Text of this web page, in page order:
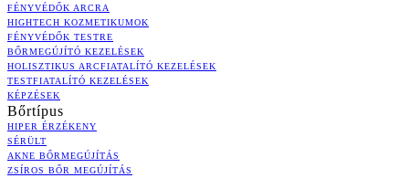
FÉNYVÉDŐK ARCRA
HIGHTECH KOZMETIKUMOK
FÉNYVÉDŐK TESTRE
BŐRMEGÚJÍTÓ KEZELÉSEK
HOLISZTIKUS ARCFIATALÍTÓ KEZELÉSEK
TESTFIATALÍTÓ KEZELÉSEK
KÉPZÉSEK
Bőrtípus
HIPER ÉRZÉKENY
SÉRÜLT
AKNE BŐRMEGÚJÍTÁS
ZSÍROS BŐR MEGÚJÍTÁS